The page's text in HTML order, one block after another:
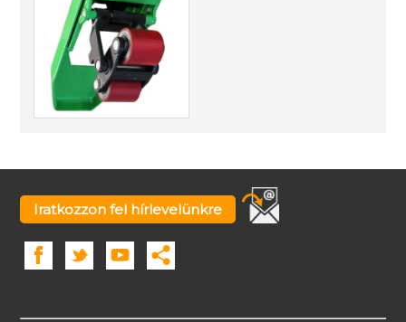
Iratkozzon fel hírlevelünkre